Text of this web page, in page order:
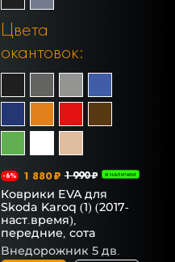
Цвета
окантовок:
-6% 1 880 ₽ 1 990 ₽ В НАЛИЧИИ
Коврики EVA для
Skoda Karoq (1) (2017-
наст.время),
передние, сота
Внедорожник 5 дв.